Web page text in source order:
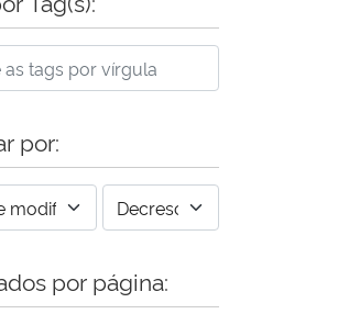
por:
por página: